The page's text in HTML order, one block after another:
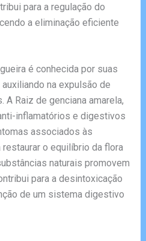
para a regulação do
a eliminação eficiente
é conhecida por suas
na expulsão de
Raiz de genciana amarela,
inflamatórios e digestivos
associados às
o equilíbrio da flora
naturais promovem
para a desintoxicação
de um sistema digestivo